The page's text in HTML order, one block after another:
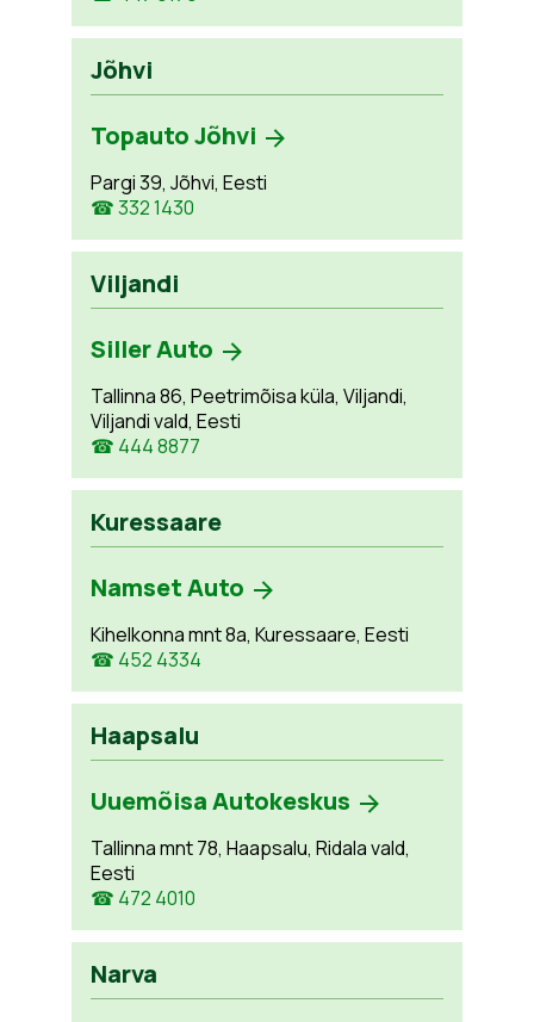
Jõhvi
Topauto Jõhvi
Pargi 39, Jõhvi, Eesti
☎ 332 1430
Viljandi
Siller Auto
Tallinna 86, Peetrimõisa küla, Viljandi,
Viljandi vald, Eesti
☎ 444 8877
Kuressaare
Namset Auto
Kihelkonna mnt 8a, Kuressaare, Eesti
☎ 452 4334
Haapsalu
Uuemõisa Autokeskus
Tallinna mnt 78, Haapsalu, Ridala vald,
Eesti
☎ 472 4010
Narva